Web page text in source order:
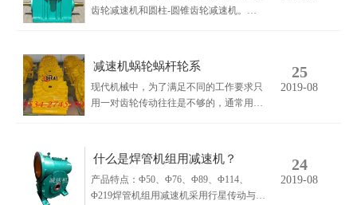
齿轮减速机和圆柱-圆锥齿轮减速机。齿
级数通常为单级、两级、三.级和多级，按
轴线在空间的布置又可以分为立式和卧
式。
减速机蜗轮蜗杆轮系
现代机械中，为了满足不同的工作要求只
用一对齿轮传动往往是不够的，通常用一
轮系的类型：由齿轮组成的传动系统简称
为轮系。轮系分为：定轴轮系（轴线固
定）、周转轮系（轴有公转）、复合轮系
（两者混合）。
25
2019-08
什么是焊管机组用减速机？
产品特点：Φ50、Φ76、Φ89、Φ114、
Φ219焊管机组用减速机采用行星传动与蜗
24
2019-08